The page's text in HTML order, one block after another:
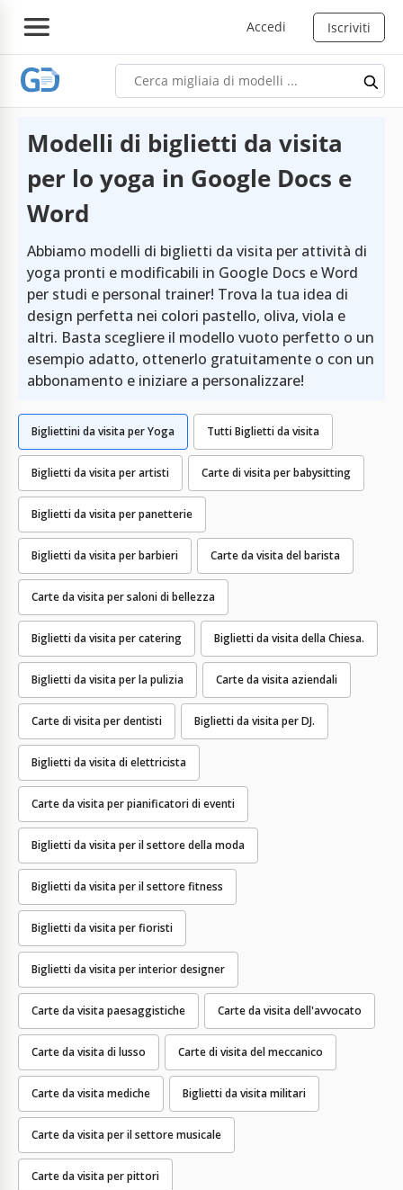
Accedi Iscriviti
Modelli di biglietti da visita
per lo yoga in Google Docs e
Word
Abbiamo modelli di biglietti da visita per attività di
yoga pronti e modificabili in Google Docs e Word
per studi e personal trainer! Trova la tua idea di
design perfetta nei colori pastello, oliva, viola e
altri. Basta scegliere il modello vuoto perfetto o un
esempio adatto, ottenerlo gratuitamente o con un
abbonamento e iniziare a personalizzare!
Tutti Biglietti da visita
Biglietti da visita per artisti Carte di visita per babysitting
Biglietti da visita per panetterie
Biglietti da visita per barbieri Carte da visita del barista
Carte da visita per saloni di bellezza
Biglietti da visita per catering Biglietti da visita della Chiesa.
Biglietti da visita per la pulizia Carte da visita aziendali
Carte di visita per dentisti Biglietti da visita per DJ.
Biglietti da visita di elettricista
Carte da visita per pianificatori di eventi
Biglietti da visita per il settore della moda
Biglietti da visita per il settore fitness
Biglietti da visita per fioristi
Biglietti da visita per interior designer
Carte da visita paesaggistiche Carte da visita dell'avvocato
Carte da visita di lusso Carte di visita del meccanico
Carte da visita mediche Biglietti da visita militari
Carte da visita per il settore musicale
Carte da visita per pittori
Bigliettini da visita per Yoga